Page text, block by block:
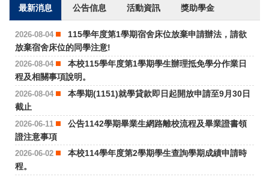
最新消息 公告信息 活動資訊 獎助學金
2026-08-04
115學年度第1學期宿舍床位放棄申請辦法，請欲
放棄宿舍床位的同學注意!
2026-08-04
本校115學年度第1學期學生辦理抵免學分作業日
程及相關事項說明。
2026-08-04
本學期(1151)就學貸款即日起開放申請至9月30日
截止
2026-06-11
公告1142學期畢業生網路離校流程及畢業證書領
證注意事項
2026-06-02
本校114學年度第2學期學生查詢學期成績申請時
程。